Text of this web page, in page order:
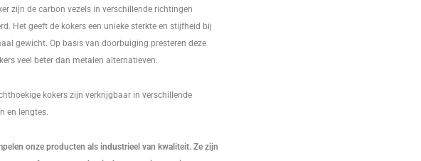
zijn de carbon vezels in verschillende richtingen
Het geeft de kokers een unieke sterkte en stijfheid bij
gewicht. Op basis van doorbuiging presteren deze
veel beter dan metalen alternatieven.
kokers zijn verkrijgbaar in verschillende
en lengtes.
onze producten als industrieel van kwaliteit. Ze zijn